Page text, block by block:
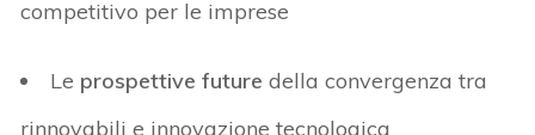
competitivo per le imprese
Le prospettive futuredella convergenza tra
rinnovabili e innovazione tecnologica